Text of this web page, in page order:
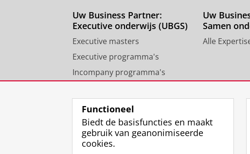
Uw Business Partner:
Executive onderwijs (UBGS)
Executive masters
Executive programma's
Incompany programma's
Groningen Business School
Uw
Samen
Alle
Functioneel
Biedt de basisfuncties en maakt
gebruik van geanonimiseerde
cookies.